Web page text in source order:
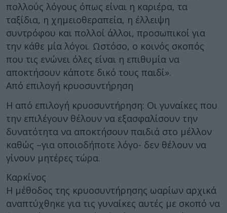
πολλούς λόγους όπως είναι η καριέρα, τα
ταξίδια, η χημειοθεραπεία, η έλλειψη
συντρόφου και πολλοί άλλοι, προσωπικοί για
την κάθε μία λόγοι. Ωστόσο, ο κοινός σκοπός
που τις ενώνει όλες είναι η επιθυμία να
αποκτήσουν κάποτε δικό τους παιδί».
Από επιλογή κρυοσυντήρηση
Η από επιλογή κρυοσυντήρηση: Οι γυναίκες που
την επιλέγουν θέλουν να εξασφαλίσουν την
δυνατότητα να αποκτήσουν παιδιά στο μέλλον
καθώς –για οποιοδήποτε λόγο- δεν θέλουν να
γίνουν μητέρες τώρα.
Καρκίνος
Η μέθοδος της κρυοσυντήρησης ωαρίων αρχικά
αναπτύχθηκε για τις γυναίκες αυτές με σκοπό να